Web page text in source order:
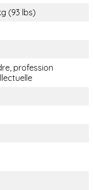
(93 lbs)
profession